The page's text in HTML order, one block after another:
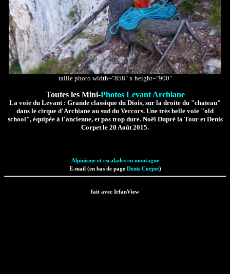
taille photo width="858" x height="900"
Toutes les Mini-Photos Levant Archiane
La voie du Levant : Grande classique du Diois, sur la droite du "chateau"
dans le cirque d'Archiane au sud du Vercors. Une très belle voie "old
school", équipée à l'ancienne, et pas trop dure. Noël Dupré la Tour et Denis
Corpet le 20 Août 2015.
Alpinisme et escalades en montagne
E-mail (en bas de page Denis Corpet)
fait avec IrfanView